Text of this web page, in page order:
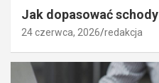
Jak dopasować
24 czerwca, 2026 redakcja